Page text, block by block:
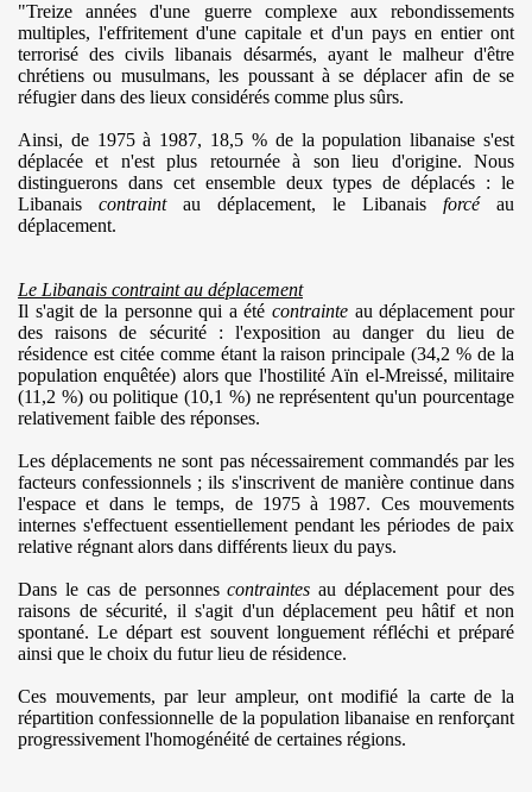
"Treize années d'une guerre complexe aux rebondissements
multiples, l'effritement d'une capitale et d'un pays en entier ont
terrorisé des civils libanais désarmés, ayant le malheur d'être
chrétiens ou musulmans, les poussant à se déplacer afin de se
réfugier dans des lieux considérés comme plus sûrs.
Ainsi, de 1975 à 1987, 18,5 % de la population libanaise s'est
déplacée et n'est plus retournée à son lieu d'origine. Nous
distinguerons dans cet ensemble deux types de déplacés : le
Libanais contraintau déplacement, le Libanais forcéau
déplacement.
Le Libanais contraint au déplacement
Il s'agit de la personne qui a étécontrainte au déplacement pour
des raisons de sécurité : l'exposition au danger du lieu de
résidence est citée comme étant la raison principale (34,2 % de la
population enquêtée) alors que l'hostilité Aïn el-Mreissé, militaire
(11,2 %) ou politique (10,1 %) ne représentent qu'un pourcentage
relativement faible des réponses.
Les déplacements ne sont pas nécessairement commandés par les
facteurs confessionnels ; ils s'inscrivent de manière continue dans
l'espace et dans le temps, de 1975 à 1987. Ces mouvements
internes s'effectuent essentiellement pendant les périodes de paix
relative régnant alors dans différents lieux du pays.
Dans le cas de personnescontraintes au déplacement pour des
raisons de sécurité, il s'agit d'un déplacement peu hâtif et non
spontané. Le départ est souvent longuement réfléchi et préparé
ainsi que le choix du futur lieu de résidence.
Ces mouvements, par leur ampleur, ont modifié la carte de la
répartition confessionnelle de la population libanaise en renforçant
progressivement l'homogénéité de certaines régions.